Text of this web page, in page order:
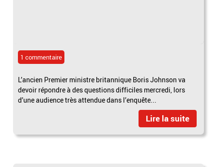
1 commentaire
L’ancien Premier ministre britannique Boris Johnson va
devoir répondre à des questions difficiles mercredi, lors
d’une audience très attendue dans l’enquête...
Lire la suite